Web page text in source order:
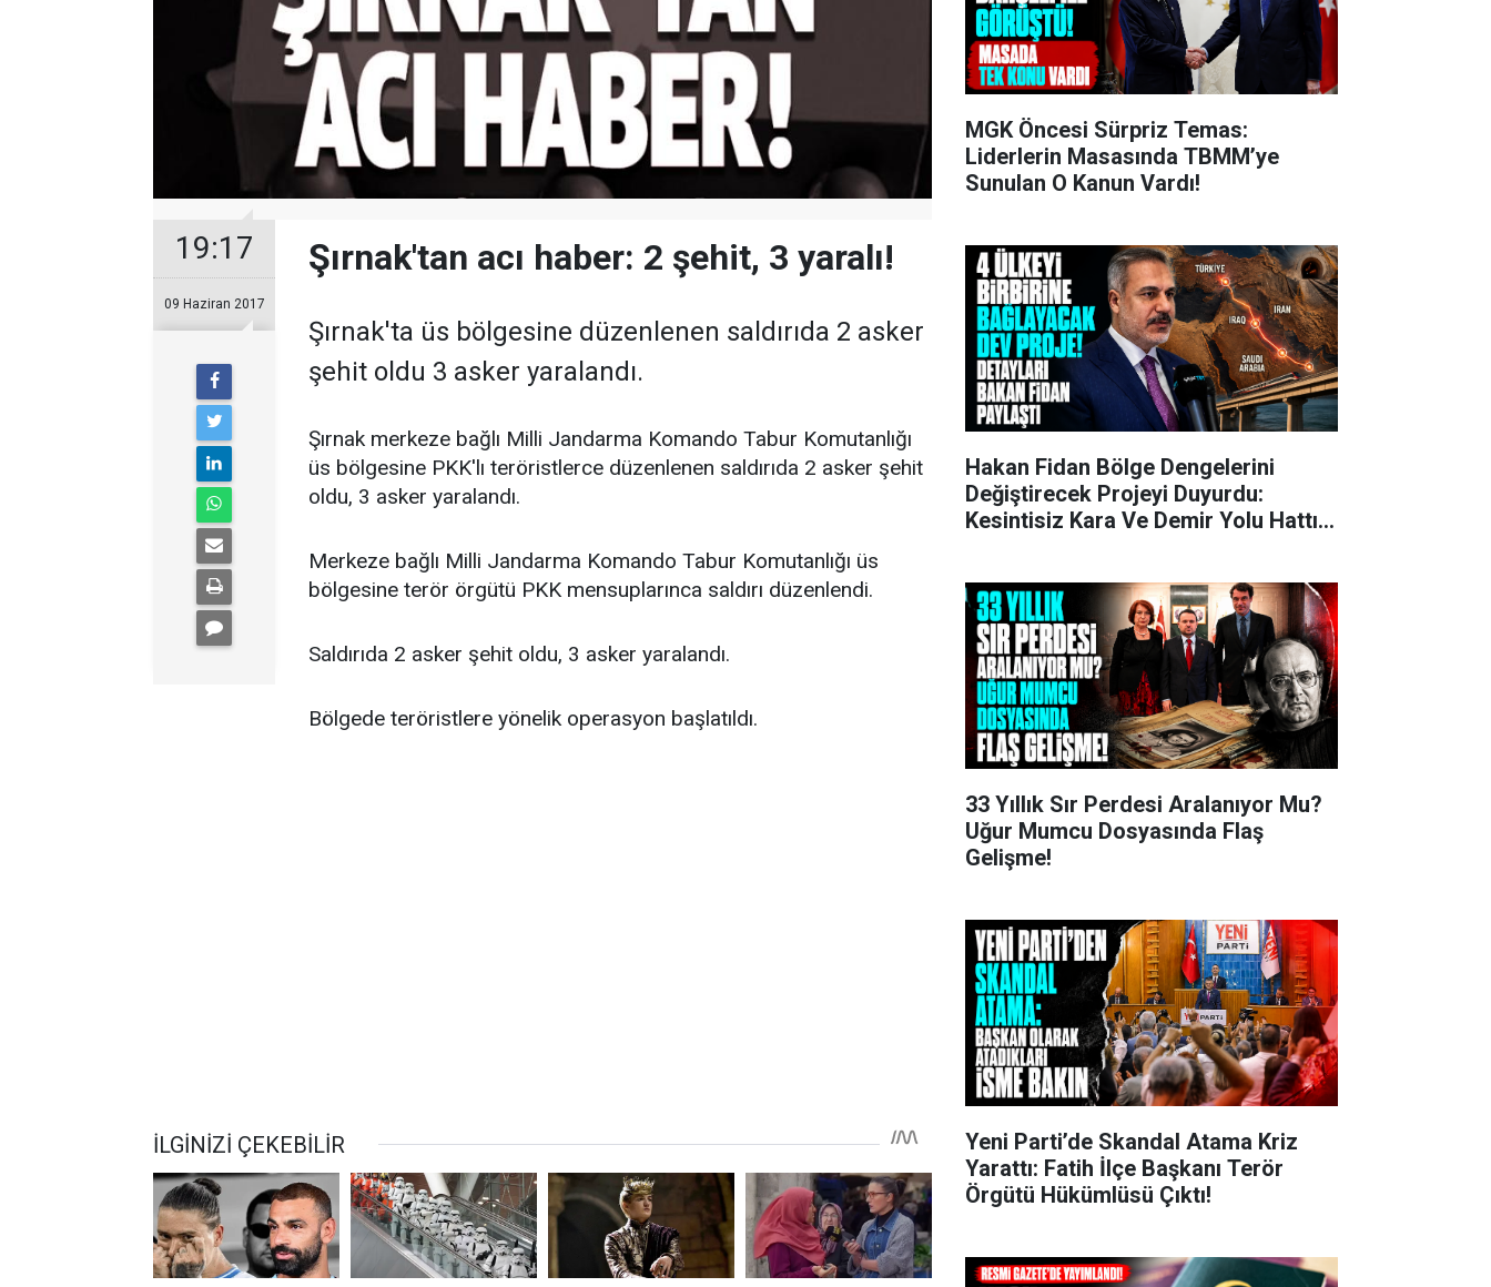
19:17
09 Haziran 2017
Şırnak'tan acı haber: 2 şehit, 3 yaralı!
Şırnak'ta üs bölgesine düzenlenen saldırıda 2 asker
şehit oldu 3 asker yaralandı.
Şırnak merkeze bağlı Milli Jandarma Komando Tabur Komutanlığı
üs bölgesine PKK'lı teröristlerce düzenlenen saldırıda 2 asker şehit
oldu, 3 asker yaralandı.
Merkeze bağlı Milli Jandarma Komando Tabur Komutanlığı üs
bölgesine terör örgütü PKK mensuplarınca saldırı düzenlendi.
Saldırıda 2 asker şehit oldu, 3 asker yaralandı.
Bölgede teröristlere yönelik operasyon başlatıldı.
MGK Öncesi Sürpriz Temas:
Liderlerin Masasında TBMM’ye
Sunulan O Kanun Vardı!
Hakan Fidan Bölge Dengelerini
Değiştirecek Projeyi Duyurdu:
Kesintisiz Kara Ve Demir Yolu Hattı
33 Yıllık Sır Perdesi Aralanıyor Mu?
Uğur Mumcu Dosyasında Flaş
Gelişme!
Yeni Parti’de Skandal Atama Kriz
Yarattı: Fatih İlçe Başkanı Terör
Örgütü Hükümlüsü Çıktı!